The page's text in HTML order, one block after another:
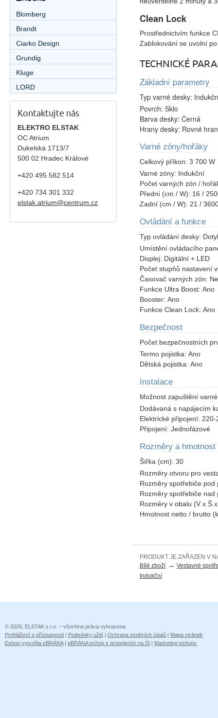
Clean Lock
Prostřednictvím funkce
Zablokování se uvolní
TECHNICKÉ
Základní parametry
Typ varné desky:
Povrch: Sklo
Barva desky: Černá
Hrany desky: Rovné
Varné zóny/hořáky
Celkový příkon: 3 700 W
Varné zóny: Indukční
Počet varných zón /
Přední (cm / W): 16 /
Zadní (cm / W): 21 /
Ovládání a funkce
Typ ovládání desky:
Umístění ovládacího
Displej: Digitální + LED
Počet stupňů nastavení
Časovač varných zón:
Funkce Ultra Boost: Ano
Booster: Ano
Funkce Clean Lock: Ano
Bezpečnost
Počet bezpečnostních
Termo pojistka: Ano
Dětská pojistka: Ano
Instalace
Možnost zapuštění
Dodávaná s napájecím
Elektrické připojení: 220-
Připojení: Jednofázové
Rozměry a hmotnost
Šířka (cm): 30
Rozměry otvoru pro
Rozměry spotřebiče
Rozměry spotřebiče
Rozměry v obalu (V x Š
Hmotnost netto / brutto
PRODUKT JE ZAŘAZEN V
Bílé zboží → Vestavné
Indukční
Blomberg
Brandt
Ciarko Design
Grundig
Kluge
LORD
Kontaktujte nás
ELEKTRO ELSTAK
OC Atrium
Dukelská 1713/7
500 02 Hradec Králové
+420 495 582 514
+420 734 301 332
elstak.atrium@centrum.cz
© 2026, ELSTAK s.r.o. – všechna práva vyhrazena
Prohlášení o přístupnosti
Podmínky užití Ochrana osobních údajů
Mapa stránek
Eshop vytvořila eBRÁNA| eBRÁNA eshop s propojením na IS Marketing eshopu